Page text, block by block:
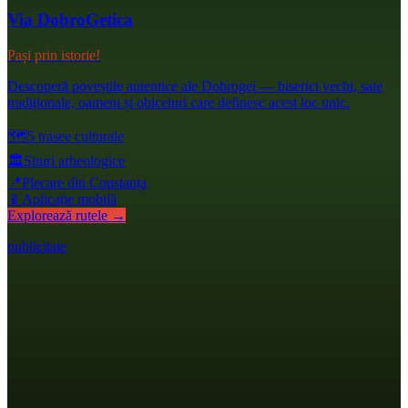
Via DobroGetica
Pași prin istorie!
Descoperă poveștile autentice ale Dobrogei — biserici vechi, sate
tradiționale, oameni și obiceiuri care definesc acest loc unic.
🗺️5 trasee culturale
🏛️Situri arheologice
📍Plecare din Constanța
📱 Aplicație mobilă
Explorează rutele →
publicitate